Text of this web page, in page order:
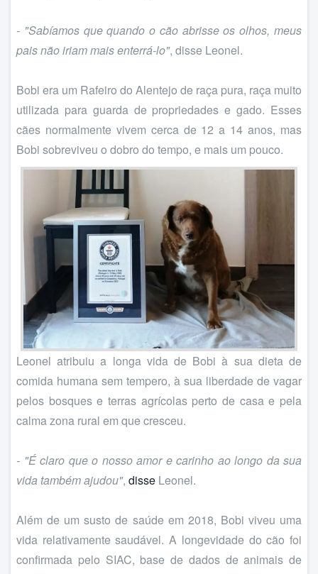
- "Sabíamos que quando o cão abrisse os olhos, meus
pais não iriam mais enterrá-lo", disse Leonel.
Bobi era um Rafeiro do Alentejo de raça pura, raça muito
utilizada para guarda de propriedades e gado. Esses
cães normalmente vivem cerca de 12 a 14 anos, mas
Bobi sobreviveu o dobro do tempo, e mais um pouco.
Leonel atribuiu a longa vida de Bobi à sua dieta de
comida humana sem tempero, à sua liberdade de vagar
pelos bosques e terras agrícolas perto de casa e pela
calma zona rural em que cresceu.
- "É claro que o nosso amor e carinho ao longo da sua
vida também ajudou", disse Leonel.
Além de um susto de saúde em 2018, Bobi viveu uma
vida relativamente saudável. A longevidade do cão foi
confirmada pelo SIAC, base de dados de animais de